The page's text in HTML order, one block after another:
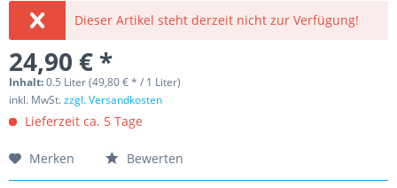
Dieser Artikel steht derzeit nicht zur Verfügung!
24,90 € *
Inhalt:0.5 Liter (49,80 € * / 1 Liter)
inkl. MwSt.zzgl. Versandkosten
Lieferzeit ca. 5 Tage
Merken Bewerten